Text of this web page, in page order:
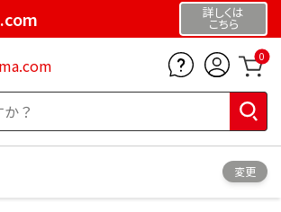
詳しくは
こちら
0
変更